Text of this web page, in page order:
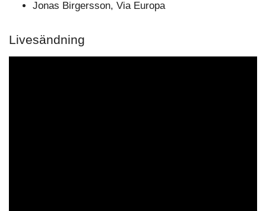
Jonas Birgersson, Via Europa
Livesändning